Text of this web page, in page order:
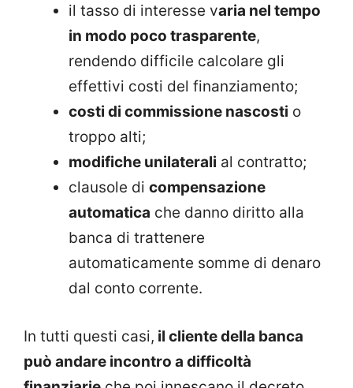
il tasso di interesse varia nel tempo
in modo poco trasparente,
rendendo difficile calcolare gli
effettivi costi del finanziamento;
costi di commissione nascosti o
troppo alti;
modifiche unilaterali al contratto;
clausole di compensazione
automatica che danno diritto alla
banca di trattenere
automaticamente somme di denaro
dal conto corrente.
In tutti questi casi, il cliente della banca
può andare incontro a difficoltà